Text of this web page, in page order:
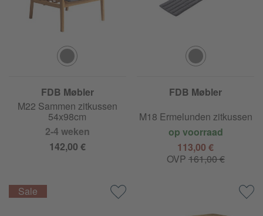
FDB Møbler
M22 Sammen zitkussen
54x98cm
2-4 weken
142,00 €
FDB Møbler
M18 Ermelunden zitkussen
op voorraad
113,00 €
OVP 161,00 €